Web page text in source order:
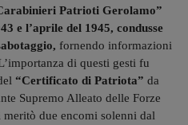
Patrioti Gerolamo”
e l’aprile del 1945, condusse
fornendo informazioni
di questi gesti fu
“Certificato di Patriota” da
Supremo Alleato delle Forze
due encomi solenni dal